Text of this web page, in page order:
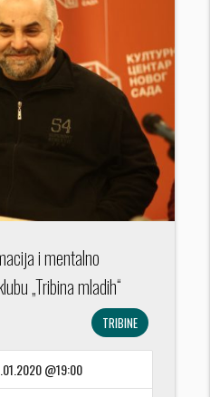
i mentalno
„Tribina mladih“
TRIBINE
@19:00